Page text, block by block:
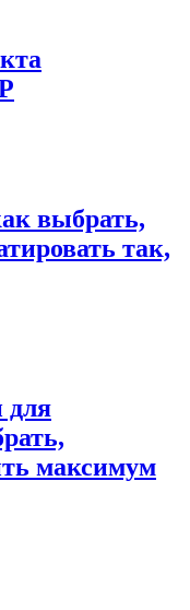
выбрать,
так,
для
максимум